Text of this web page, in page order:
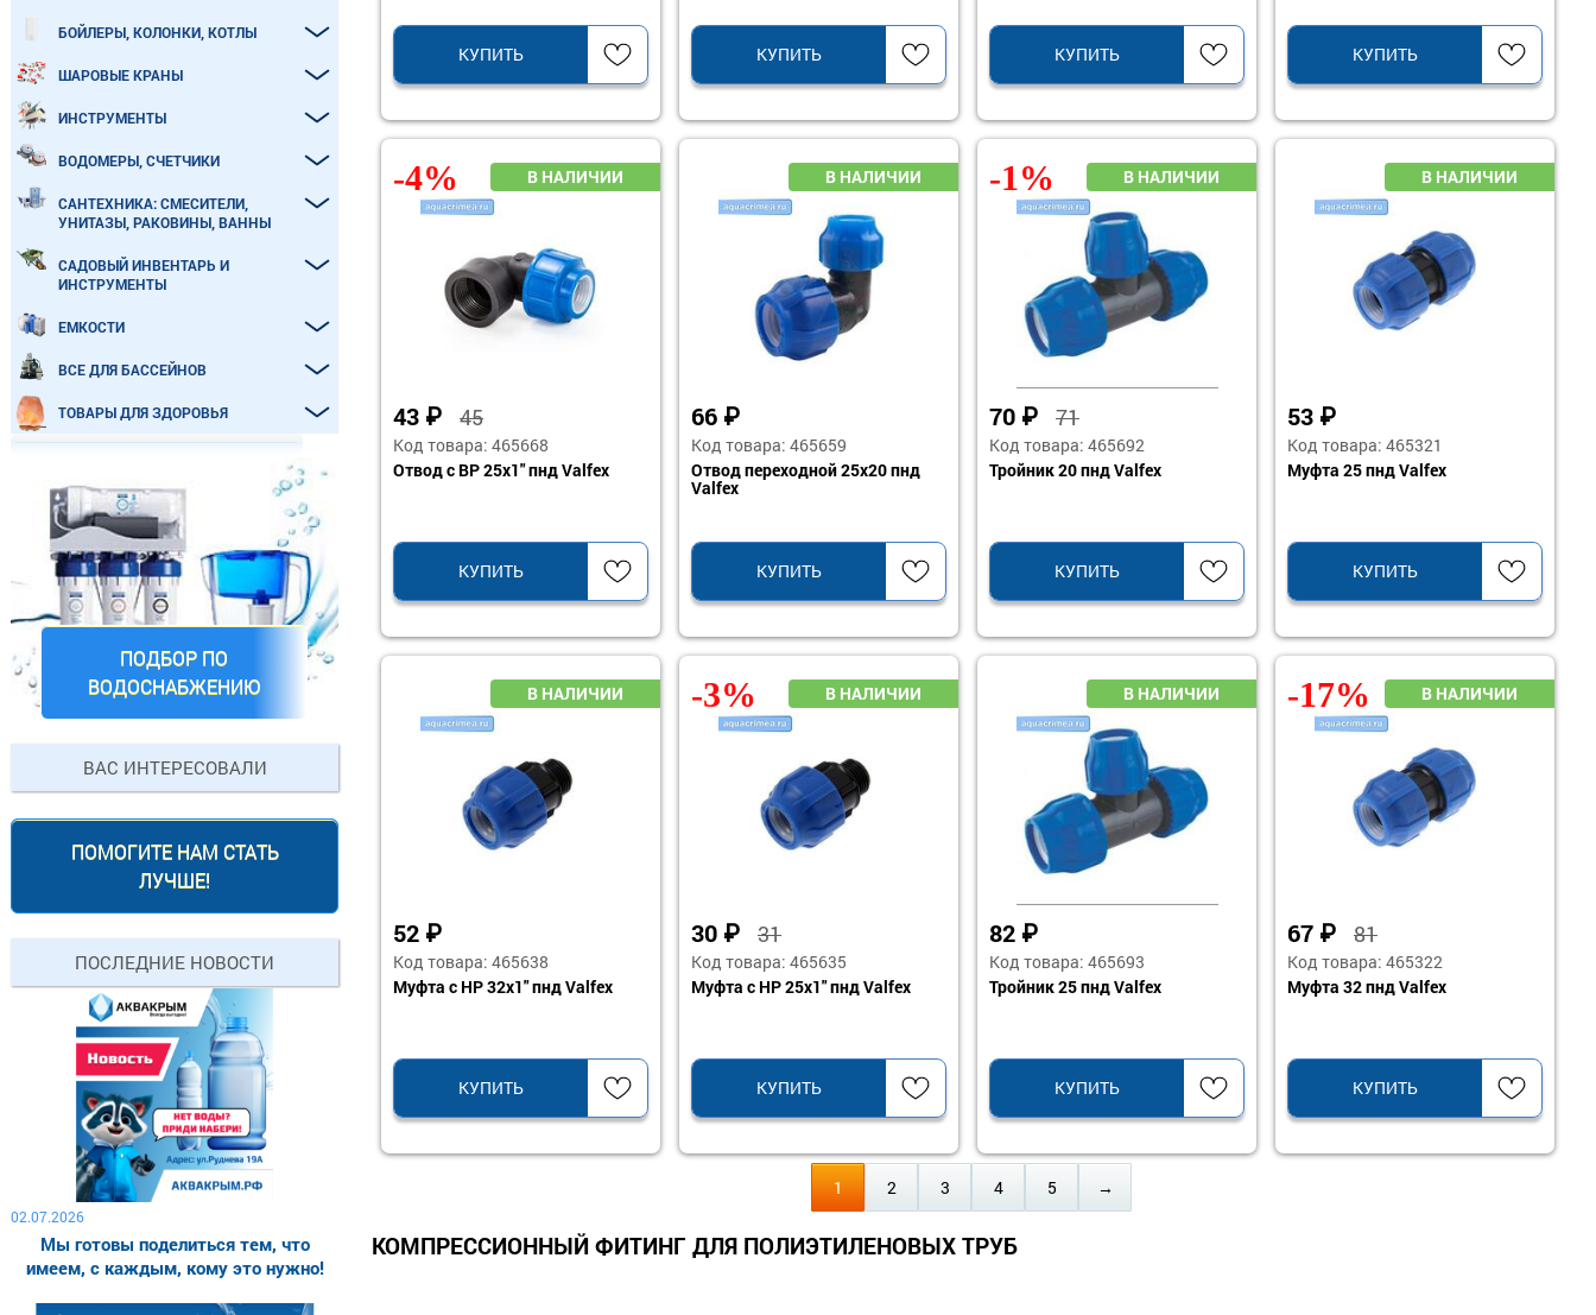
КУПИТЬ КУПИТЬ КУПИТЬ КУПИТЬ
43 ₽ 45
Код товара: 465668
Отвод с ВР 25х1" пнд Valfex
КУПИТЬ
-4%
66 ₽
Код товара: 465659
Отвод переходной 25х20 пнд
Valfex
КУПИТЬ
70 ₽ 71
Код товара: 465692
Тройник 20 пнд Valfex
КУПИТЬ
-1%
53 ₽
Код товара: 465321
Муфта 25 пнд Valfex
КУПИТЬ
52 ₽
Код товара: 465638
Муфта с НР 32х1" пнд Valfex
КУПИТЬ
30 ₽ 31
Код товара: 465635
Муфта с НР 25х1" пнд Valfex
КУПИТЬ
-3%
82 ₽
Код товара: 465693
Тройник 25 пнд Valfex
КУПИТЬ
67 ₽ 81
Код товара: 465322
Муфта 32 пнд Valfex
КУПИТЬ
-17%
1 2 3 4 5 →
КОМПРЕССИОННЫЙ ФИТИНГ ДЛЯ ПОЛИЭТИЛЕНОВЫХ ТРУБ
БОЙЛЕРЫ, КОЛОНКИ, КОТЛЫ
ШАРОВЫЕ КРАНЫ
ИНСТРУМЕНТЫ
ВОДОМЕРЫ, СЧЕТЧИКИ
САНТЕХНИКА: СМЕСИТЕЛИ,
УНИТАЗЫ, РАКОВИНЫ, ВАННЫ
САДОВЫЙ ИНВЕНТАРЬ И
ИНСТРУМЕНТЫ
ЕМКОСТИ
ВСЕ ДЛЯ БАССЕЙНОВ
ТОВАРЫ ДЛЯ ЗДОРОВЬЯ
ПОДБОР ПО
ВОДОСНАБЖЕНИЮ
ВАС ИНТЕРЕСОВАЛИ
ПОМОГИТЕ НАМ СТАТЬ
ЛУЧШЕ!
ПОСЛЕДНИЕ НОВОСТИ
02.07.2026
Мы готовы поделиться тем, что
имеем, с каждым, кому это нужно!